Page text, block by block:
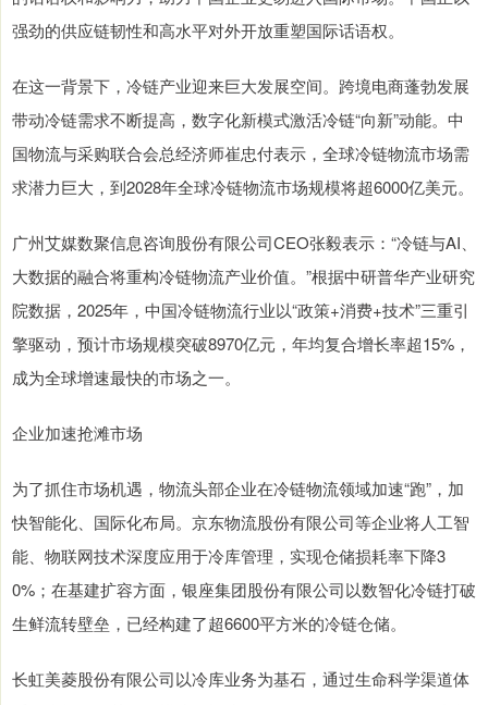
强劲的供应链韧性和高水平对外开放重塑国际话语权。
在这一背景下，冷链产业迎来巨大发展空间。跨境电商蓬勃发展
带动冷链需求不断提高，数字化新模式激活冷链“向新”动能。中
国物流与采购联合会总经济师崔忠付表示，全球冷链物流市场需
求潜力巨大，到2028年全球冷链物流市场规模将超6000亿美元。
广州艾媒数聚信息咨询股份有限公司CEO张毅表示：“冷链与AI、
大数据的融合将重构冷链物流产业价值。”根据中研普华产业研究
院数据，2025年，中国冷链物流行业以“政策+消费+技术”三重引
擎驱动，预计市场规模突破8970亿元，年均复合增长率超15%，
成为全球增速最快的市场之一。
企业加速抢滩市场
为了抓住市场机遇，物流头部企业在冷链物流领域加速“跑”，加
快智能化、国际化布局。京东物流股份有限公司等企业将人工智
能、物联网技术深度应用于冷库管理，实现仓储损耗率下降3
0%；在基建扩容方面，银座集团股份有限公司以数智化冷链打破
生鲜流转壁垒，已经构建了超6600平方米的冷链仓储。
长虹美菱股份有限公司以冷库业务为基石，通过生命科学渠道体